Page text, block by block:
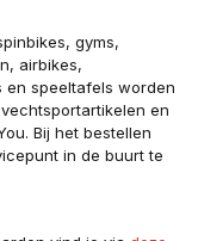
gyms,
airbikes,
en speeltafels worden
en
Bij het bestellen
in de buurt te